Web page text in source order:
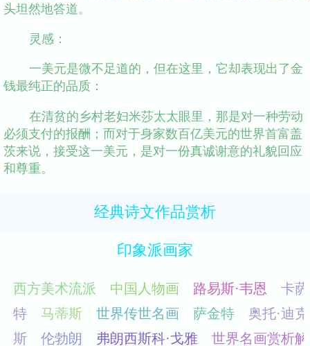
头坦然地答道。
灵感：
一美元是微不足道的，但在这里，它却表现出了金
钱最纯正的品质：
在清贫的乡村老妇米莎太太眼里，那是对一种劳动
必须支付的报酬；而对于身家数百亿美元的世界首富盖
茨来说，接受这一美元，是对一份真诚谢意的礼貌回应
和尊重。
经典诗文作品赏析
印象派画家